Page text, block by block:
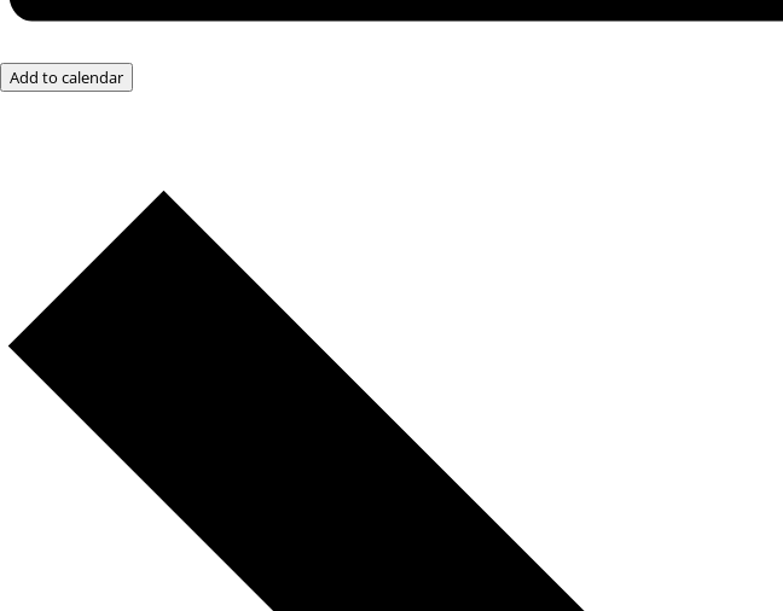
Add to calendar